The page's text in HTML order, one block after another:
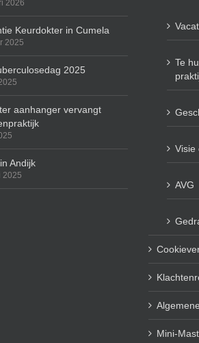
2026
Keurdokter in Cumela
2025
2025
aanhanger vervangt
Andijk
2025
Te
Visie
AVG
Mini-